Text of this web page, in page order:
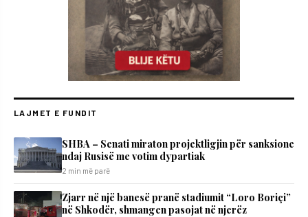
LAJMET E FUNDIT
SHBA – Senati miraton projektligjin për sanksione
ndaj Rusisë me votim dypartiak
2 min më parë
Zjarr në një banesë pranë stadiumit “Loro Boriçi”
në Shkodër, shmangen pasojat në njerëz